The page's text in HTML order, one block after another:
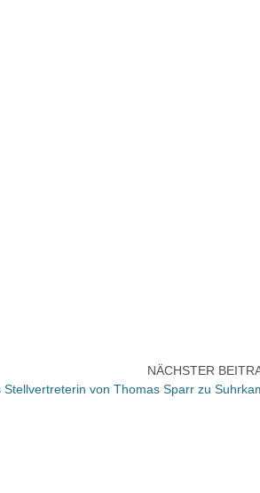
NÄCHSTER
Stellvertreterin von Thomas Sparr zu